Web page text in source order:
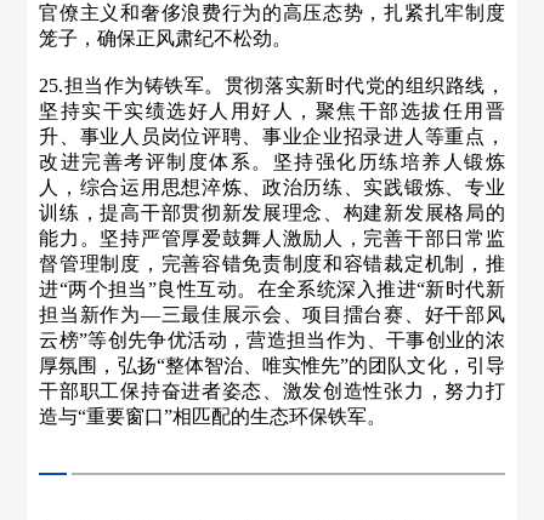
官僚主义和奢侈浪费行为的高压态势，扎紧扎牢制度
笼子，确保正风肃纪不松劲。
25.担当作为铸铁军。贯彻落实新时代党的组织路线，
坚持实干实绩选好人用好人，聚焦干部选拔任用晋
升、事业人员岗位评聘、事业企业招录进人等重点，
改进完善考评制度体系。坚持强化历练培养人锻炼
人，综合运用思想淬炼、政治历练、实践锻炼、专业
训练，提高干部贯彻新发展理念、构建新发展格局的
能力。坚持严管厚爱鼓舞人激励人，完善干部日常监
督管理制度，完善容错免责制度和容错裁定机制，推
进“两个担当”良性互动。在全系统深入推进“新时代新
担当新作为—三最佳展示会、项目擂台赛、好干部风
云榜”等创先争优活动，营造担当作为、干事创业的浓
厚氛围，弘扬“整体智治、唯实惟先”的团队文化，引导
干部职工保持奋进者姿态、激发创造性张力，努力打
造与“重要窗口”相匹配的生态环保铁军。